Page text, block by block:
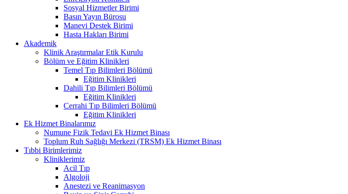
Sosyal Hizmetler Birimi
Basın Yayın Bürosu
Manevi Destek Birimi
Hasta Hakları Birimi
Akademik
Klinik Araştırmalar Etik Kurulu
Bölüm ve Eğitim Klinikleri
Temel Tıp Bilimleri Bölümü
Eğitim Klinikleri
Dahili Tıp Bilimleri Bölümü
Eğitim Klinikleri
Cerrahi Tıp Bilimleri Bölümü
Eğitim Klinikleri
Ek Hizmet Binalarımız
Numune Fizik Tedavi Ek Hizmet Binası
Toplum Ruh Sağlığı Merkezi (TRSM) Ek Hizmet Binası
Tıbbi Birimlerimiz
Kliniklerimiz
Acil Tıp
Algoloji
Anestezi ve Reanimasyon